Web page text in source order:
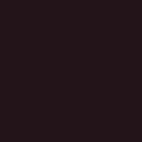
тока с